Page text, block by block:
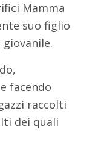
Mamma
suo figlio
facendo
raccolti
dei quali